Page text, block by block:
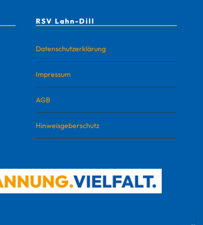
RSV Lahn-Dill
Datenschutzerklärung
Impressum
AGB
Hinweisgeberschutz